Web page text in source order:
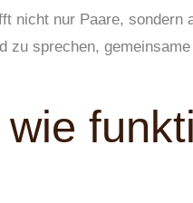
nicht nur Paare, sondern
zu sprechen,